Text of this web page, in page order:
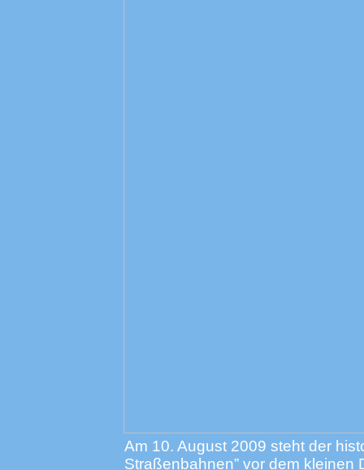
Am 10. August 2009 steht der
Straßenbahnen” vor dem kleinen